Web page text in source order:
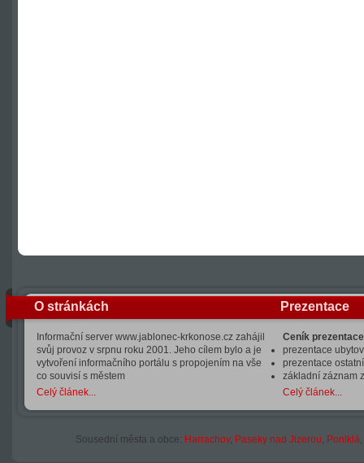
O stránkách
Informační server www.jablonec-krkonose.cz zahájil
svůj provoz v srpnu roku 2001. Jeho cílem bylo a je
vytvoření informačního portálu s propojením na vše
co souvisí s městem
Celý článek...
Prezentace
Ceník
prezentace
prezentace
základní záznam
Celý článek...
Sousední města a obce: Harrachov, Paseky nad Jizerou, Poniklá,